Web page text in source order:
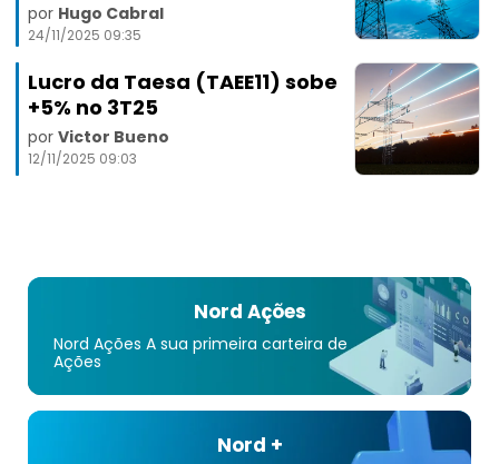
por Hugo Cabral
24/11/2025 09:35
Lucro da Taesa (TAEE11) sobe
+5% no 3T25
porVictor Bueno
12/11/2025 09:03
Nord Ações
Nord Ações A sua primeira carteira de
Ações
Nord +